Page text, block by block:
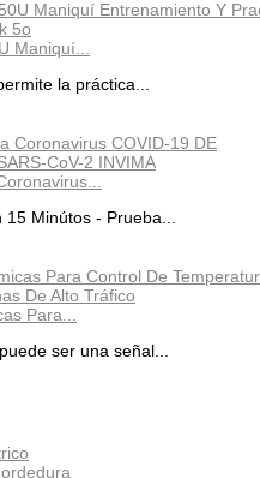
Maniquí...
la práctica...
Minútos - Prueba...
Para...
ser una señal...